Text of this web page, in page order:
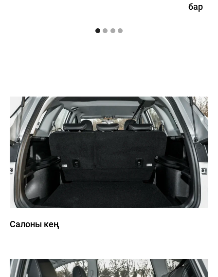
бар
Салоны кең